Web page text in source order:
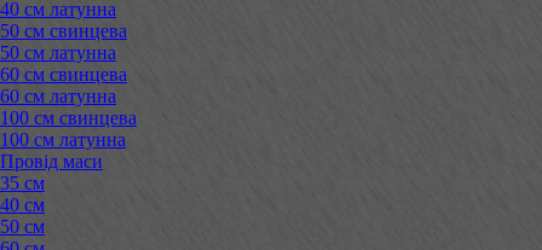
40 см латунна
50 см свинцева
50 см латунна
60 см свинцева
60 см латунна
100 см свинцева
100 см латунна
Провід маси
35 см
40 см
50 см